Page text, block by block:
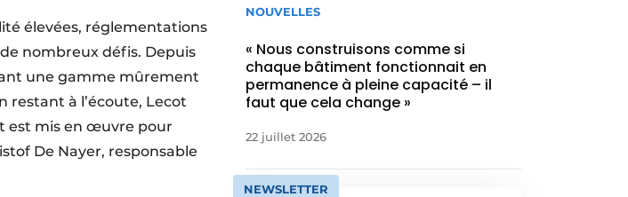
élevées, réglementations
nombreux défis. Depuis
une gamme mûrement
restant à l’écoute, Lecot
est mis en œuvre pour
De Nayer, responsable
NOUVELLES
« Nous construisons comme si
chaque bâtiment fonctionnait en
permanence à pleine capacité – il
faut que cela change »
22 juillet 2026
NEWSLETTER